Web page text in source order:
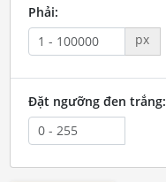
Phải:
px
Đặt ngưỡng đen trắng: